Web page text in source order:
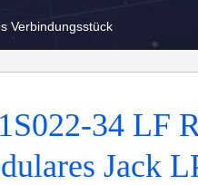
Verbindungsstück
34 LF
Jack